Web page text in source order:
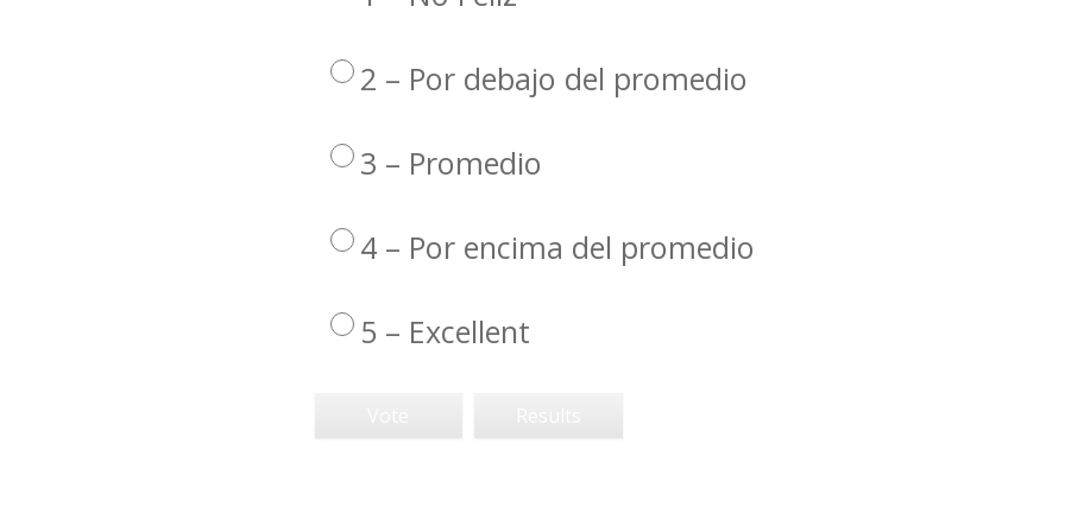
2 – Por debajo del promedio
3 – Promedio
4 – Por encima del promedio
5 – Excellent